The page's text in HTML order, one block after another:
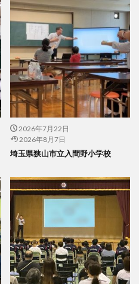
2026年7月22日
2026年8月7日
埼玉県狭山市立入間野小学校